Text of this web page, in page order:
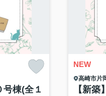
棟(全１
NEW
高崎市片
【新